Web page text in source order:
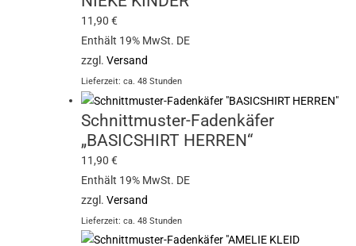
11,90€
Enthält 19% MwSt. DE
zzgl.Versand
Lieferzeit: ca. 48 Stunden
Schnittmuster-Fadenkäfer
„BASICSHIRT HERREN“
11,90€
Enthält 19% MwSt. DE
zzgl.Versand
Lieferzeit: ca. 48 Stunden